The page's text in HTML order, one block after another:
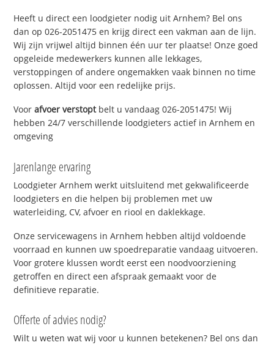
Heeft u direct een loodgieter nodig uit Arnhem? Bel ons
dan op 026-2051475 en krijg direct een vakman aan de lijn.
Wij zijn vrijwel altijd binnen één uur ter plaatse! Onze goed
opgeleide medewerkers kunnen alle lekkages,
verstoppingen of andere ongemakken vaak binnen no time
oplossen. Altijd voor een redelijke prijs.
Voorafvoer verstoptbelt u vandaag 026-2051475! Wij
hebben 24/7 verschillende loodgieters actief in Arnhem en
omgeving
Jarenlange ervaring
Loodgieter Arnhem werkt uitsluitend met gekwalificeerde
loodgieters en die helpen bij problemen met uw
waterleiding, CV, afvoer en riool en daklekkage.
Onze servicewagens in Arnhem hebben altijd voldoende
voorraad en kunnen uw spoedreparatie vandaag uitvoeren.
Voor grotere klussen wordt eerst een noodvoorziening
getroffen en direct een afspraak gemaakt voor de
definitieve reparatie.
Offerte of advies nodig?
Wilt u weten wat wij voor u kunnen betekenen? Bel ons dan